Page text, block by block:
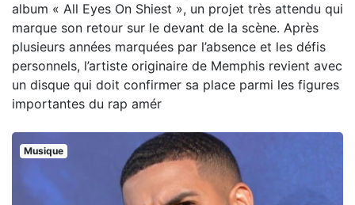
album « All Eyes On Shiest », un projet très attendu qui
marque son retour sur le devant de la scène. Après
plusieurs années marquées par l’absence et les défis
personnels, l’artiste originaire de Memphis revient avec
un disque qui doit confirmer sa place parmi les figures
importantes du rap amér
Musique